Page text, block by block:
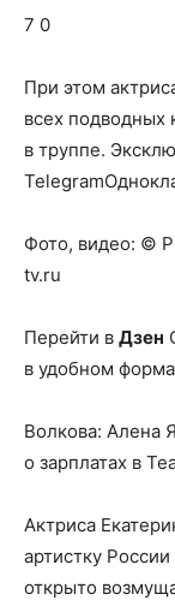
7 0
При этом
всех подводных
в труппе.
Фото, видео: ©
tv.ru
Перейти в Дзен
в удобном
Волкова: Алена
о зарплатах в
Актриса
артистку
открыто